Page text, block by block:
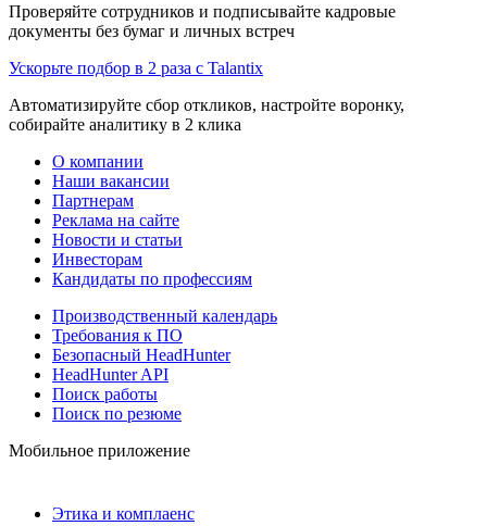
Проверяйте сотрудников и подписывайте кадровые
документы без бумаг и личных встреч
Ускорьте подбор в 2 раза с Talantix
Автоматизируйте сбор откликов, настройте воронку,
собирайте аналитику в 2 клика
О компании
Наши вакансии
Партнерам
Реклама на сайте
Новости и статьи
Инвесторам
Кандидаты по профессиям
Производственный календарь
Требования к ПО
Безопасный HeadHunter
HeadHunter API
Поиск работы
Поиск по резюме
Мобильное приложение
Этика и комплаенс